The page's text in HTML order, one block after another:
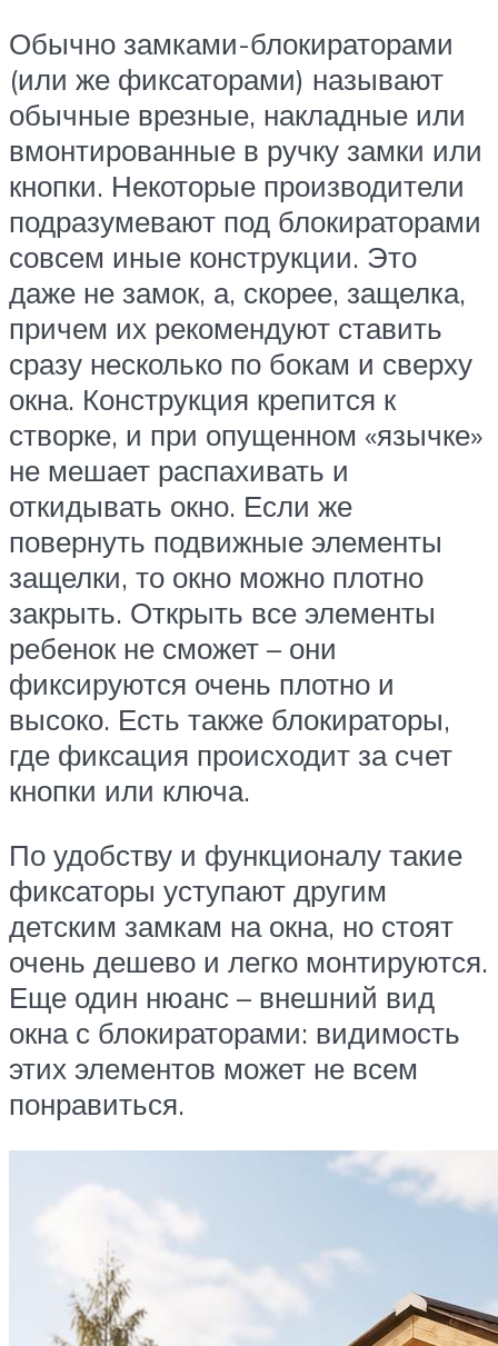
Обычно замками-блокираторами
(или же фиксаторами) называют
обычные врезные, накладные или
вмонтированные в ручку замки или
кнопки. Некоторые производители
подразумевают под блокираторами
совсем иные конструкции. Это
даже не замок, а, скорее, защелка,
причем их рекомендуют ставить
сразу несколько по бокам и сверху
окна. Конструкция крепится к
створке, и при опущенном «язычке»
не мешает распахивать и
откидывать окно. Если же
повернуть подвижные элементы
защелки, то окно можно плотно
закрыть. Открыть все элементы
ребенок не сможет – они
фиксируются очень плотно и
высоко. Есть также блокираторы,
где фиксация происходит за счет
кнопки или ключа.
По удобству и функционалу такие
фиксаторы уступают другим
детским замкам на окна, но стоят
очень дешево и легко монтируются.
Еще один нюанс – внешний вид
окна с блокираторами: видимость
этих элементов может не всем
понравиться.